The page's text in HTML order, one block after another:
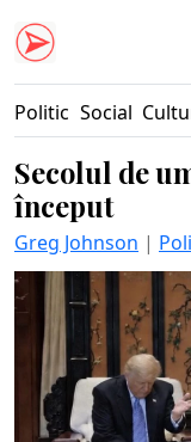
Politic Social
Secolul de
început
Greg Johnson |